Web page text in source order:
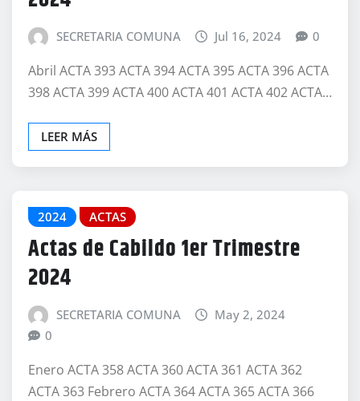
SECRETARIA COMUNA Jul 16, 2024 0
Abril ACTA 393 ACTA 394 ACTA 395 ACTA 396 ACTA
398 ACTA 399 ACTA 400 ACTA 401 ACTA 402 ACTA…
LEER MÁS
2024 ACTAS
Actas de Cabildo 1er Trimestre
2024
SECRETARIA COMUNA
May 2, 2024
0
Enero ACTA 358 ACTA 360 ACTA 361 ACTA 362
ACTA 363 Febrero ACTA 364 ACTA 365 ACTA 366